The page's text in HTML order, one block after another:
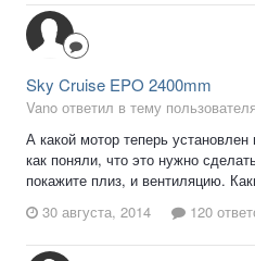
Sky Cruise EPO 2400mm
Vano ответил в тему
А какой мотор теперь
как поняли, что это нужно
покажите плиз, и вентиляцию.
30 августа, 2014
120